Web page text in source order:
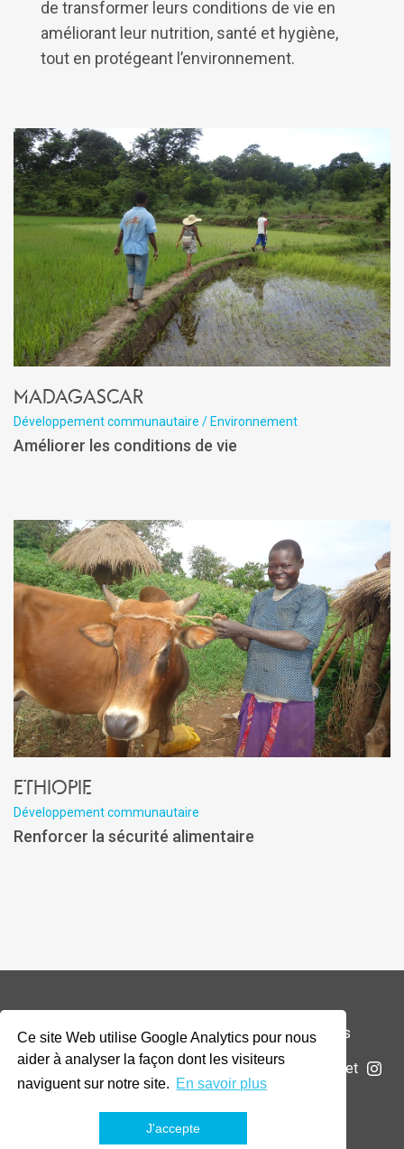
Ce site Web utilise Google Analytics pour nous
aider à analyser la façon dont les visiteurs
naviguent sur notre site. En savoir plus
J'accepte
de transformer leurs conditions de vie en
améliorant leur nutrition, santé et hygiène,
tout en protégeant l’environnement.
Madagascar
Développement communautaire / Environnement
Améliorer les conditions de vie
Ethiopie
Développement communautaire
Renforcer la sécurité alimentaire
© 2026 Addax & Oryx Foundation —Mentions légales
La Fondation Projets Actualités Soumettre un projet